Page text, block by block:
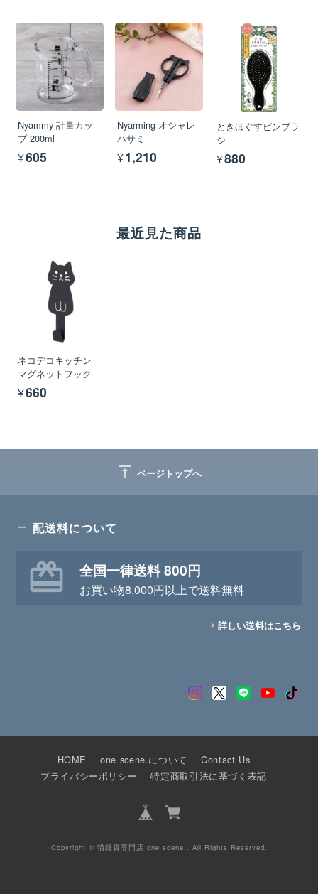
Nyammy 計量カッ
プ 200ml
¥605
Nyarming オシャレ
ハサミ
¥1,210
ときほぐすピンブラ
シ
¥880
最近見た商品
ネコデコキッチン
マグネットフック
¥660
vertical_align_top ページトップへ
配送料について
全国一律送料 800円
お買い物8,000円以上で送料無料
詳しい送料はこちら
HOME one scene.について
Contact Us
プライバシーポリシー
特定商取引法に基づく表記
Copyright © 猫雑貨専門店 one scene.. All Rights Reserved.